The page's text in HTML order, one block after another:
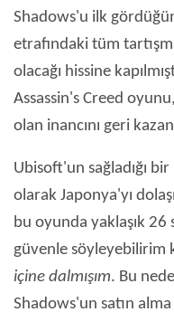
Shadows'u ilk
etrafındaki tüm
olacağı hissine
Assassin's Creed
olan inancını geri
Ubisoft'un sağladığı
olarak Japonya'yı
bu oyunda yaklaşık
güvenle söyleyebilirim
içine dalmışım. Bu
Shadows'un satın alma